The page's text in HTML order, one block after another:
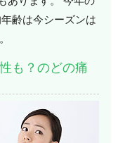
齢は今シーズンは
も？のどの痛